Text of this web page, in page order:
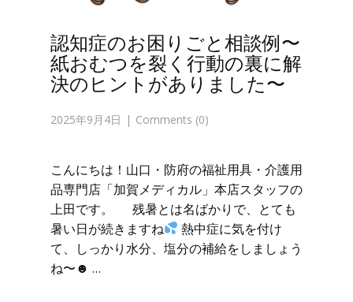
認知症のお困りごと相談例〜
紙おむつを裂く行動の裏に解
決のヒントがありました〜
2025年9月4日 Comments (0)
こんにちは！山口・防府の福祉用具・介護用
品専門店「加賀メディカル」本店スタッフの
上田です。 残暑とは名ばかりで、とても
暑い日が続きますね
熱中症に気を付け
て、しっかり水分、塩分の補給をしましょう
ね〜☻ …